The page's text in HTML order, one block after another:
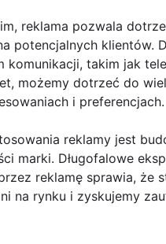
reklama pozwala
potencjalnych klientów.
komunikacji, takim jak
możemy dotrzeć do
i preferencjach.
reklamy jest
marki. Długofalowe
reklamę sprawia, że
na rynku i zyskujemy